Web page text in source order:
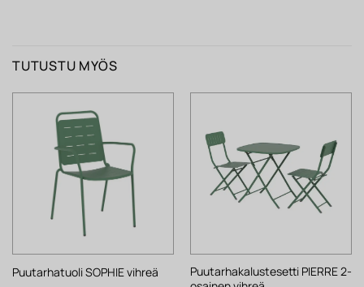
TUTUSTU MYÖS
Puutarhatuoli SOPHIE vihreä
Puutarhakalustesetti PIERRE 2-